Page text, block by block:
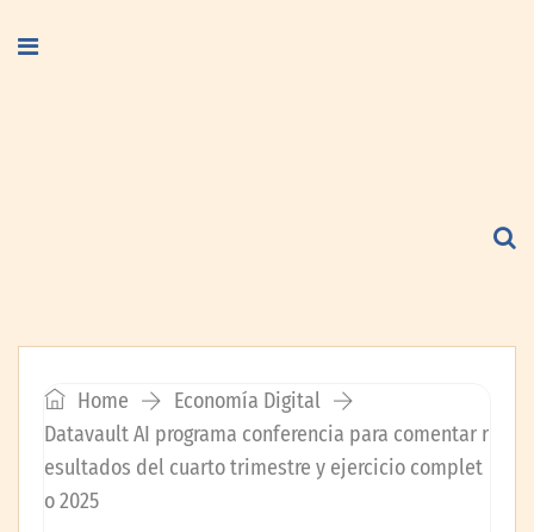
Home
Economía Digital
Datavault AI programa conferencia para comentar r
esultados del cuarto trimestre y ejercicio complet
o 2025